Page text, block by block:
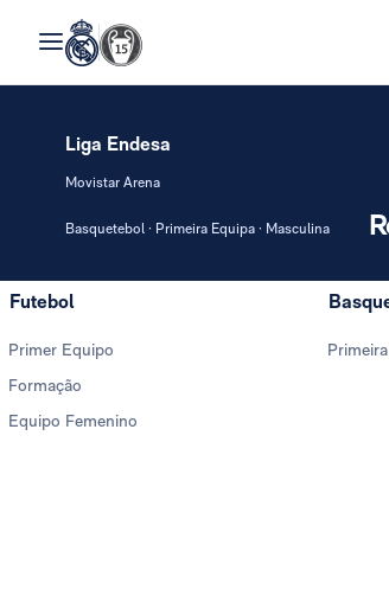
Liga Endesa
Movistar Arena
Basquetebol · Primeira Equipa · Masculina
Futebol
Primer Equipo
Formação
Equipo Femenino